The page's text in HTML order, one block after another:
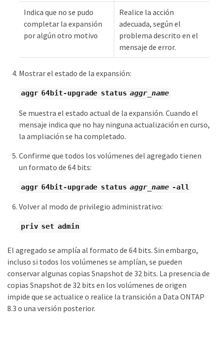
Indica que no se pudo
completar la expansión
por algún otro motivo
Realice la acción
adecuada, según el
problema descrito en el
mensaje de error.
Mostrar el estado de la expansión:
aggr 64bit-upgrade statusaggr_name
Se muestra el estado actual de la expansión. Cuando el
mensaje indica que no hay ninguna actualización en curso,
la ampliación se ha completado.
Confirme que todos los volúmenes del agregado tienen
un formato de 64 bits:
aggr 64bit-upgrade statusaggr_name-all
Volver al modo de privilegio administrativo:
priv set admin
El agregado se amplía al formato de 64 bits. Sin embargo,
incluso si todos los volúmenes se amplían, se pueden
conservar algunas copias Snapshot de 32 bits. La presencia de
copias Snapshot de 32 bits en los volúmenes de origen
impide que se actualice o realice la transición a Data ONTAP
8.3 o una versión posterior.